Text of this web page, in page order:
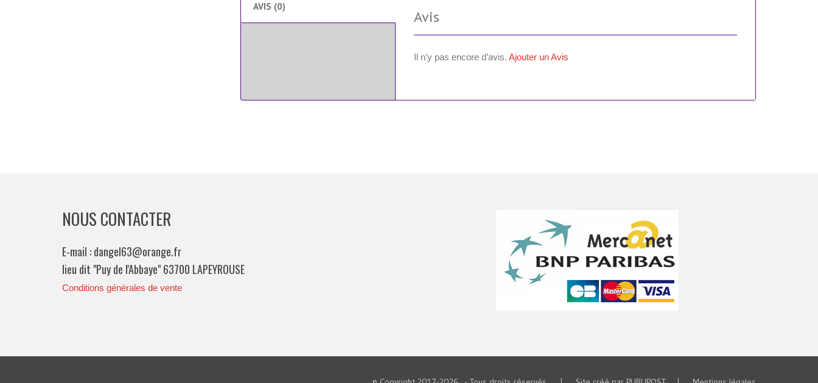
AVIS (0)
Avis
Il n’y pas encore d’avis.Ajouter un Avis
NOUS CONTACTER
E-mail : dangel63@orange.fr
lieu dit "Puy de l'Abbaye" 63700 LAPEYROUSE
Conditions générales de vente